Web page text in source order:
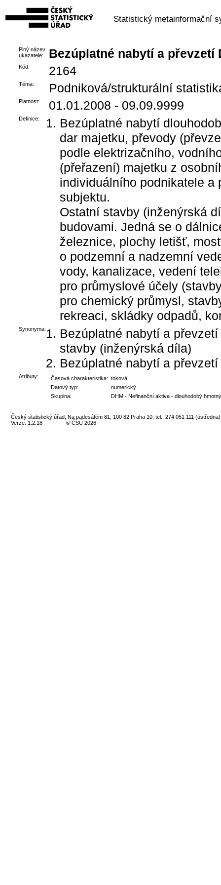
Statistický metainformační
Plný název
ukazatele:
Bezúplatné nabytí a převzetí
Kód: 2164
Téma: Podniková/strukturální
Platnost: 01.01.2008 - 09.09.9999
Definice:
Bezúplatné nabytí
dar majetku, převody
podle elektrizačního,
(přeřazení) majetku z
individuálního podnikatele a
subjektu.
Ostatní stavby (inženýrská
budovami. Jedná se o
železnice, plochy letišť,
o podzemní a nadzemní
vody, kanalizace, vedení
pro průmyslové účely
pro chemický průmysl,
rekreaci, skládky odpadů,
Synonyma:
Bezúplatné nabytí a
stavby (inženýrská díla)
Bezúplatné nabytí a
Atributy: Časová charakteristika: toková
Datový typ:
numerický
Skupina:
DHM - Nefinanční aktiva - dlouhodobý
Český statistický úřad, Na padesátém 81, 100 82 Praha 10; tel.: 274 051 111 (ústředna)
Verze: 1.2.18
© ČSÚ 2026